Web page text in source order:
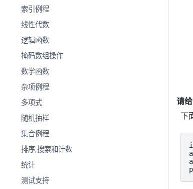
索引例程
线性代数
逻辑函数
掩码数组操作
数学函数
杂项例程
多项式
随机抽样
集合例程
排序,搜索和计数
统计
测试支持
请
下